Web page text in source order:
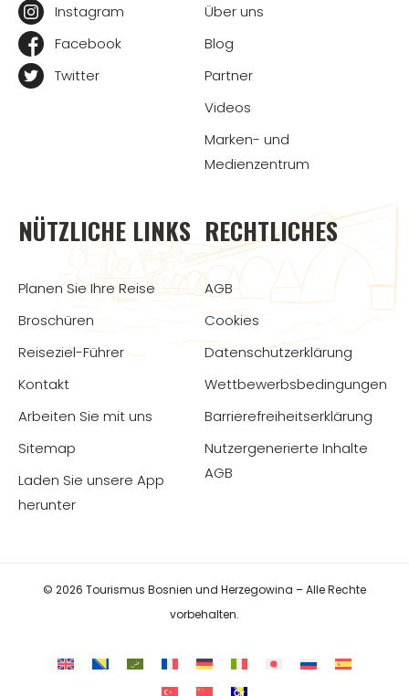
Instagram
Facebook
Twitter
Über uns
Blog
Partner
Videos
Marken- und
Medienzentrum
NÜTZLICHE LINKS
Planen Sie Ihre Reise
Broschüren
Reiseziel-Führer
Kontakt
Arbeiten Sie mit uns
Sitemap
Laden Sie unsere App
herunter
RECHTLICHES
AGB
Cookies
Datenschutzerklärung
Wettbewerbsbedingungen
Barrierefreiheitserklärung
Nutzergenerierte Inhalte
AGB
© 2026 Tourismus Bosnien und Herzegowina – Alle Rechte
vorbehalten.